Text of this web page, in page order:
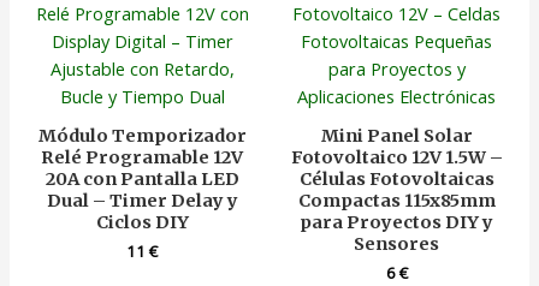
Módulo Temporizador
Relé Programable 12V
20A con Pantalla LED
Dual – Timer Delay y
Ciclos DIY
11€
Mini Panel Solar
Fotovoltaico 12V 1.5W –
Células Fotovoltaicas
Compactas 115x85mm
para Proyectos DIY y
Sensores
6€